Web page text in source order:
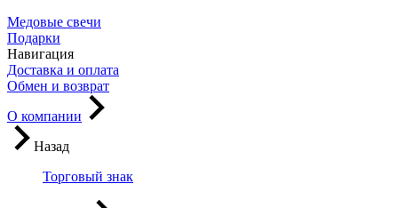
Медовые свечи
Подарки
Навигация
Доставка и оплата
Обмен и возврат
О компании
Назад
Торговый знак